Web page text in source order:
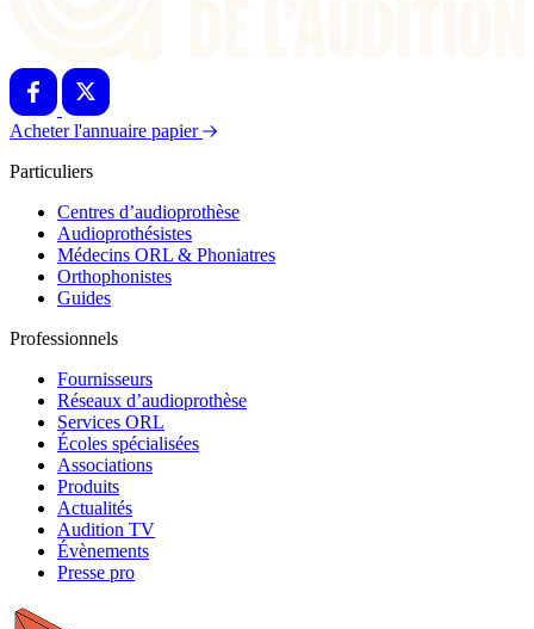
Acheter l'annuaire papier
Particuliers
Centres d’audioprothèse
Audioprothésistes
Médecins ORL & Phoniatres
Orthophonistes
Guides
Professionnels
Fournisseurs
Réseaux d’audioprothèse
Services ORL
Écoles spécialisées
Associations
Produits
Actualités
Audition TV
Évènements
Presse pro